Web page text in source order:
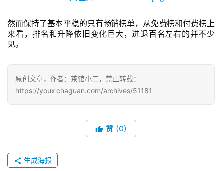
奖
3
游
然而保持了基本平稳的只有畅销榜单，从免费榜和付费榜上
来看，排名和升降依旧变化巨大，进退百名左右的并不少
见。
原创文章，作者：茶馆小二，禁止转载：
https://youxichaguan.com/archives/51181
赞 (0)
生成海报